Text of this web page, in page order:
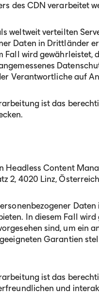
des CDN verarbeitet
weltweit verteilten
Daten in Drittländer
Fall wird
Verantwortliche auf
ist das
Headless Content
2, 4020 Linz,
In diesem Fall
sind, um ein
Garantien
ist das
und